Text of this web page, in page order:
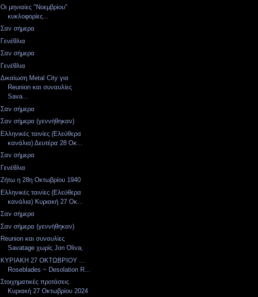
Οι μηνιαίες "Νοεμβρίου"
κυκλοφορίες...
Σαν σήμερα
Γενέθλια
Σαν σήμερα
Γενέθλια
Δικαίωση Metal City για
Reunion και συναυλίες
Sava...
Σαν σήμερα
Σαν σήμερα (γεννήθηκαν)
Ελληνικές ταινίες (Ελεύθερα
κανάλια) Δευτέρα 28 Οκ...
Σαν σήμερα
Γενέθλια
Ζήτω η 28η Οκτωβρίου 1940
Ελληνικές ταινίες (Ελεύθερα
κανάλια) Κυριακή 27 Οκ...
Σαν σήμερα
Σαν σήμερα (γεννήθηκαν)
Reunion και συναυλίες
Savatage χωρίς Jon Oliva;
ΚΥΡΙΑΚΗ 27 ΟΚΤΩΒΡΙΟΥ ...
Roseblades ~ Desolation R...
Στοιχηματικές προτάσεις
Κυριακή 27 Οκτωβρίου 2024